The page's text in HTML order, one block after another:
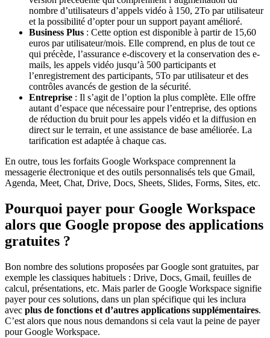
nombre d’utilisateurs d’appels vidéo à 150, 2To par utilisateur
et la possibilité d’opter pour un support payant amélioré.
Business Plus : Cette option est disponible à partir de 15,60
euros par utilisateur/mois. Elle comprend, en plus de tout ce
qui précède, l’assurance e-discovery et la conservation des e-
mails, les appels vidéo jusqu’à 500 participants et
l’enregistrement des participants, 5To par utilisateur et des
contrôles avancés de gestion de la sécurité.
Entreprise : Il s’agit de l’option la plus complète. Elle offre
autant d’espace que nécessaire pour l’entreprise, des options
de réduction du bruit pour les appels vidéo et la diffusion en
direct sur le terrain, et une assistance de base améliorée. La
tarification est adaptée à chaque cas.
En outre, tous les forfaits Google Workspace comprennent la
messagerie électronique et des outils personnalisés tels que Gmail,
Agenda, Meet, Chat, Drive, Docs, Sheets, Slides, Forms, Sites, etc.
Pourquoi payer pour Google Workspace
alors que Google propose des applications
gratuites ?
Bon nombre des solutions proposées par Google sont gratuites, par
exemple les classiques habituels : Drive, Docs, Gmail, feuilles de
calcul, présentations, etc. Mais parler de Google Workspace signifie
payer pour ces solutions, dans un plan spécifique qui les inclura
avec plus de fonctions et d’autres applications supplémentaires.
C’est alors que nous nous demandons si cela vaut la peine de payer
pour Google Workspace.